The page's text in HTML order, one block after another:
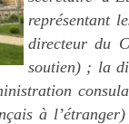
représentant
directeur du
soutien) ; la
à